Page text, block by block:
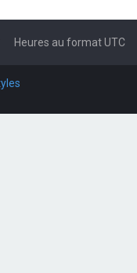
Heures au formatUTC